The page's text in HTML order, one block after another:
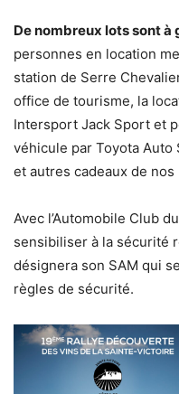
De nombreux lots sont à
personnes en location
station de Serre
office de tourisme, la
Intersport Jack Sport et
véhicule par Toyota
et autres cadeaux de
Avec l’Automobile Club
sensibiliser à la sécurité
désignera son SAM qui
règles de sécurité.